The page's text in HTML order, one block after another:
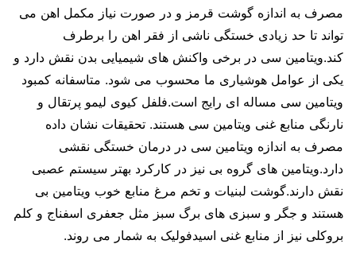
مصرف به اندازه گوشت قرمز و در صورت نیاز مکمل اهن می
تواند تا حد زیادی خستگی ناشی از فقر اهن را برطرف
کند.ویتامین سی در برخی واکنش های شیمیایی بدن نقش دارد و
یکی از عوامل هوشیاری ما محسوب می شود. متاسفانه کمبود
ویتامین سی مساله ای رایج است.فلفل کیوی لیمو پرتقال و
نارنگی منابع غنی ویتامین سی هستند. تحقیقات نشان داده
مصرف به اندازه ویتامین سی در درمان خستگی نقشی
دارد.ویتامین های گروه بی نیز در کارکرد بهتر سیستم عصبی
نقش دارند.گوشت لبنیات و تخم مرغ منابع خوب ویتامین بی
هستند و جگر و سبزی های برگ سبز مثل جعفری اسفناج و کلم
بروکلی نیز از منابع غنی اسیدفولیک به شمار می روند.